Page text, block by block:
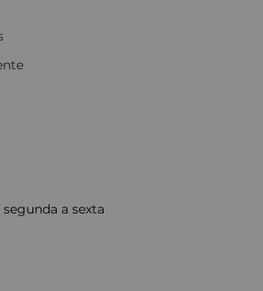
segunda a sexta